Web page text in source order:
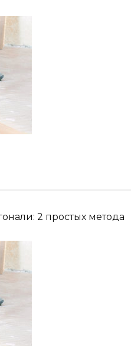
2 простых метода